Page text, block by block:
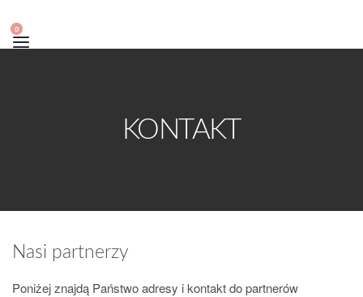
0
KONTAKT
Nasi partnerzy
Poniżej znajdą Państwo adresy i kontakt do partnerów